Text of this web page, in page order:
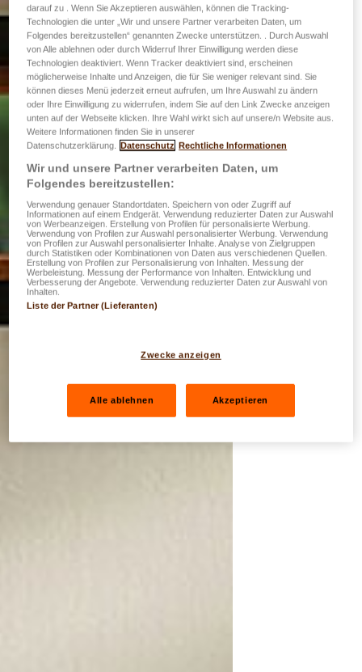
darauf zu . Wenn Sie Akzeptieren auswählen, können die Tracking-
Technologien die unter „Wir und unsere Partner verarbeiten Daten, um
Folgendes bereitzustellen“ genannten Zwecke unterstützen. . Durch Auswahl
von Alle ablehnen oder durch Widerruf Ihrer Einwilligung werden diese
Technologien deaktiviert. Wenn Tracker deaktiviert sind, erscheinen
möglicherweise Inhalte und Anzeigen, die für Sie weniger relevant sind. Sie
können dieses Menü jederzeit erneut aufrufen, um Ihre Auswahl zu ändern
oder Ihre Einwilligung zu widerrufen, indem Sie auf den Link Zwecke anzeigen
unten auf der Webseite klicken. Ihre Wahl wirkt sich auf unsere/n Website aus.
Weitere Informationen finden Sie in unserer
Datenschutzerklärung. Datenschutz Rechtliche Informationen
Wir und unsere Partner verarbeiten Daten, um
Folgendes bereitzustellen:
Verwendung genauer Standortdaten. Speichern von oder Zugriff auf
Informationen auf einem Endgerät. Verwendung reduzierter Daten zur Auswahl
von Werbeanzeigen. Erstellung von Profilen für personalisierte Werbung.
Verwendung von Profilen zur Auswahl personalisierter Werbung. Verwendung
von Profilen zur Auswahl personalisierter Inhalte. Analyse von Zielgruppen
durch Statistiken oder Kombinationen von Daten aus verschiedenen Quellen.
Erstellung von Profilen zur Personalisierung von Inhalten. Messung der
Werbeleistung. Messung der Performance von Inhalten. Entwicklung und
Verbesserung der Angebote. Verwendung reduzierter Daten zur Auswahl von
Inhalten.
Liste der Partner (Lieferanten)
Zwecke anzeigen
Alle ablehnen Akzeptieren